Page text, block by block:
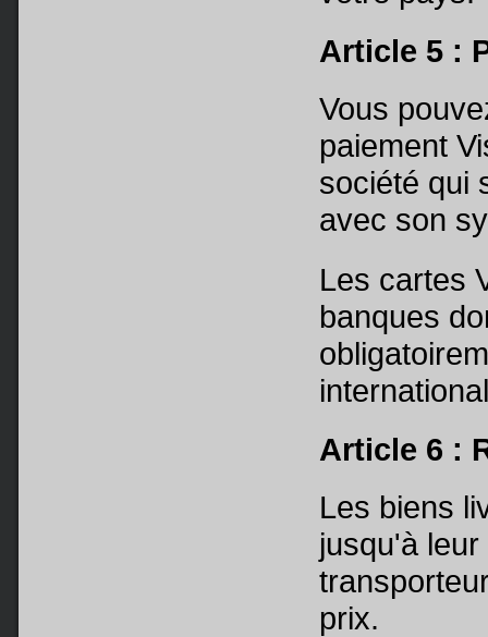
Article 5 :
Vous
paiement
société qui
avec son
Les cartes
banques
Article 6 :
Les biens
jusqu'à
prix.